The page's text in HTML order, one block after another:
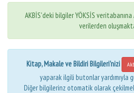
AKBİS'deki bilgiler YÖKSİS
verilerden
Kitap, Makale ve Bildiri Bilgileri'nizi
yaparak ilgili butonlar yardımıyla
Diğer bilgilerinz otomatik olarak